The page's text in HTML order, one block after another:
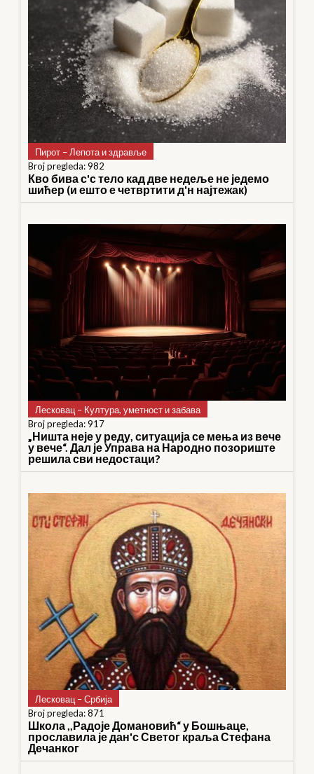
Пирот – Лепота и здравље
Broj pregleda: 982
Кво бива с'с тело кад две недеље не једемо
шићер (и ешто е четвртити д'н најтежак)
Лесковац – Култура, уметност и забава
Broj pregleda: 917
„Ништа неје у реду, ситуација се мења из вече
у вече“. Дал је Управа на Народно позориште
решила сви недостаци?
Лесковац – Србија
Broj pregleda: 871
Школа ,,Радоје Домановић“ у Бошњаце,
прославила је дан'с Светог краља Стефана
Дечанког